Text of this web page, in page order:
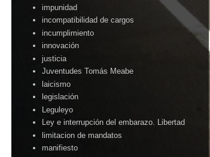
impunidad
incompatibilidad de cargos
incumplimiento
innovación
justicia
Juventudes Tomás Meabe
laicismo
legislación
Leguleyo
Ley e interrupción del embarazo. Libertad
limitacion de mandatos
manifiesto